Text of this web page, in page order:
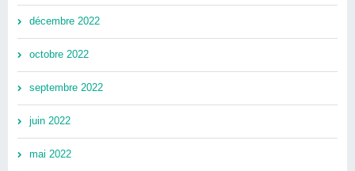
décembre 2022
octobre 2022
septembre 2022
juin 2022
mai 2022